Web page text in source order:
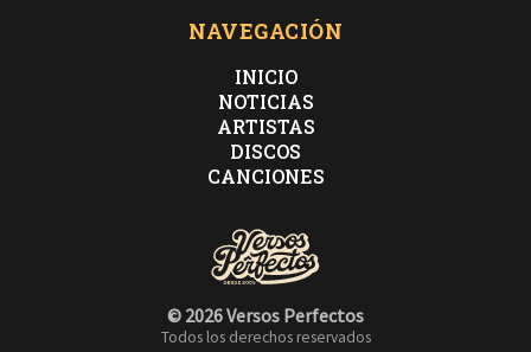
NAVEGACIÓN
INICIO
NOTICIAS
ARTISTAS
DISCOS
CANCIONES
© 2026 Versos Perfectos
Todos los derechos reservados